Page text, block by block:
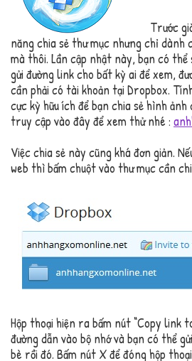
Trước
năng chia sẻ thư mục nhưng chỉ dành
mà thôi. Lần cập nhật này, bạn có
gửi đường link cho bất kỳ ai để xem,
cần phải có tài khoản tại Dropbox.
cực kỳ hữu ích để bạn chia sẻ hình ảnh
truy cập vào đây để xem thử nhé :
Việc chia sẻ này cũng khá đơn giản.
web thì bấm chuột vào thư mục cần
Hộp thoại hiện ra bấm nút “Copy link
đường dẫn vào bộ nhớ và bạn có thể
bè rồi đó. Bấm nút X để đóng hộp